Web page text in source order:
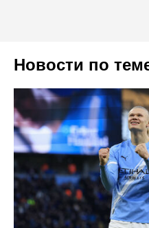
Новости по